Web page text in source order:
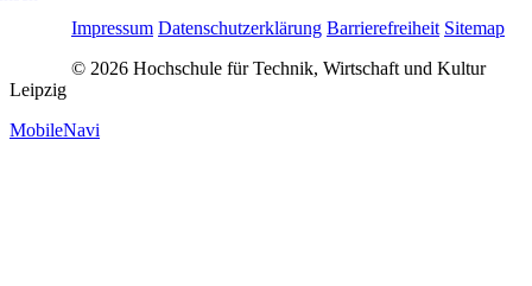
Impressum Datenschutzerklärung Barrierefreiheit Sitemap
© 2026 Hochschule für Technik, Wirtschaft und Kultur
Leipzig
MobileNavi